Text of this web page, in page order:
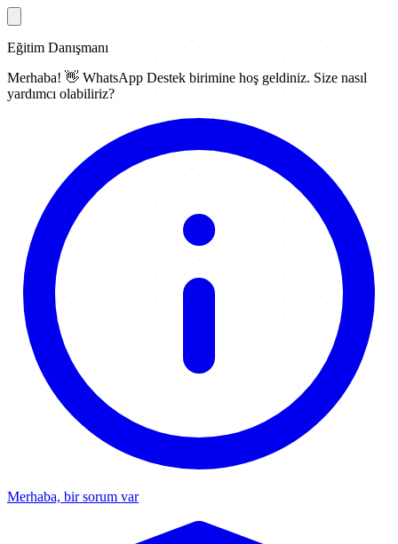
Eğitim Danışmanı
Merhaba! 👋 WhatsApp Destek birimine hoş geldiniz. Size nasıl
yardımcı olabiliriz?
Merhaba, bir sorum var